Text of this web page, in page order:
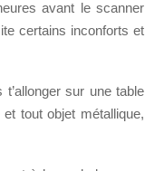
avant le scanner
certains inconforts et
sur une table
tout objet métallique,